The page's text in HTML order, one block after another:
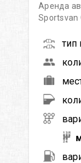
Аренда
Sportsvan
тип